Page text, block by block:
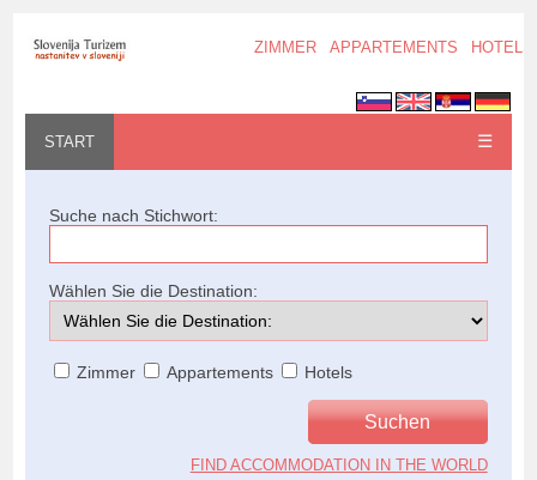
ZIMMER APPARTEMENTS HOTELS
START ☰
Suche nach Stichwort:
Wählen Sie die Destination:
Zimmer Appartements Hotels
FIND ACCOMMODATION IN THE WORLD